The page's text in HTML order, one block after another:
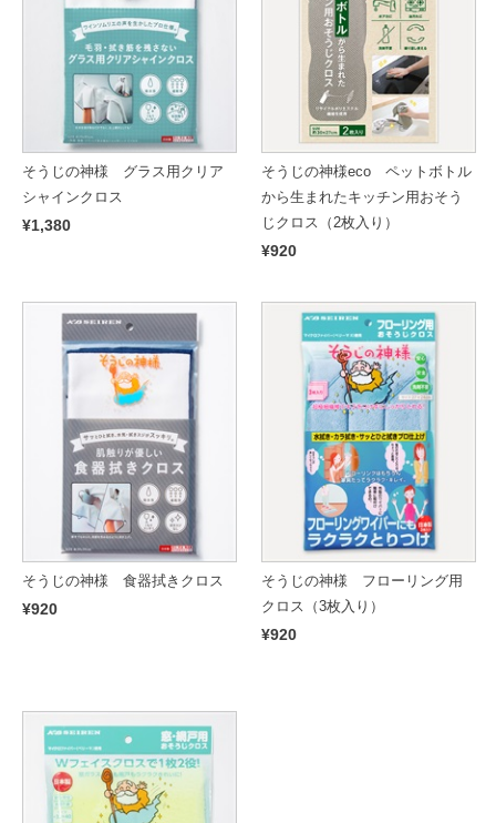
そうじの神様 グラス用クリア
シャインクロス
¥1,380
そうじの神様eco ペットボトル
から生まれたキッチン用おそう
じクロス（2枚入り）
¥920
そうじの神様 食器拭きクロス
¥920
そうじの神様 フローリング用
クロス（3枚入り）
¥920